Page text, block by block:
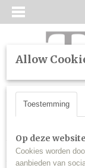
Inloggen
Home >LED>
H1 LED Canbus
Allow
Toestemming
Op deze
Cookies worden
aanbieden van